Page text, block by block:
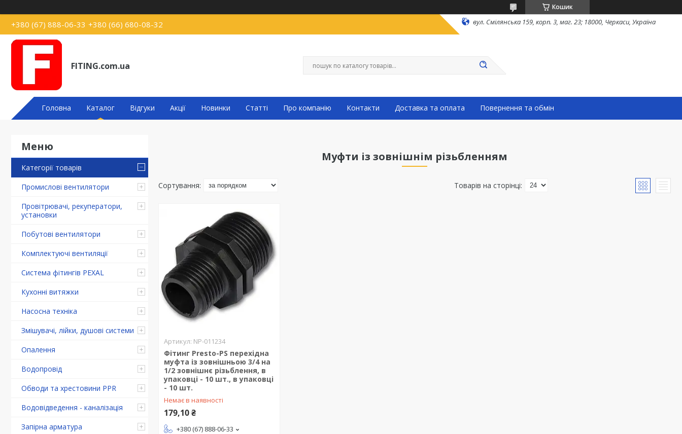
Кошик
+380 (67) 888-06-33 +380 (66) 680-08-32 вул. Смілянська 159, корп. 3, маг. 23; 18000, Черкаси, Україна
FITING.com.ua
Головна Каталог Відгуки Акції Новинки Статті Про компанію Контакти Доставка та оплата Повернення та обмін
Категорії товарів
Промислові вентилятори
Провітрювачі, рекуператори,
установки
Побутові вентилятори
Комплектуючі вентиляції
Система фітингів PEXAL
Кухонні витяжки
Насосна техніка
Змішувачі, лійки, душові системи
Опалення
Водопровід
Обводи та хрестовини PPR
Водовідведення - каналізація
Запірна арматура
Муфти із зовнішнім різьбленням
NP-011234
Фітинг Presto-PS перехідна
муфта із зовнішньою 3/4 на
1/2 зовнішнє різьблення, в
упаковці - 10 шт., в упаковці
- 10 шт.
Немає в наявності
179,10 ₴
+380 (67) 888-06-33